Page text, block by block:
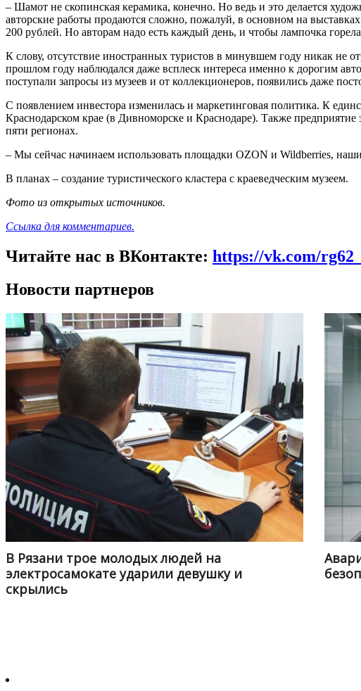
– Шамот не скопинская керамика, конечно. Но ведь и это делается
авторские работы продаются сложно, пожалуй, в основном на
200 рублей. Но авторам надо есть каждый день, и чтобы лампочка
К слову, отсутствие иностранных туристов в минувшем году никак не
прошлом году наблюдался даже всплеск интереса именно к дорогим
поступали запросы из музеев и от коллекционеров, появились даже
С появлением инвестора изменилась и маркетинговая политика. К
Краснодарском крае (в Дивноморске и Краснодаре). Также
пяти регионах.
– Мы сейчас начинаем использовать площадки OZON и Wildberries,
В планах – создание туристического кластера с краеведческим музеем.
Фото из открытых источников.
Ссылка для комментариев.
Читайте нас в ВКонтакте: https://vk.com/
Новости партнеров
В Рязани трое молодых людей на
электросамокате ударили девушку и
скрылись